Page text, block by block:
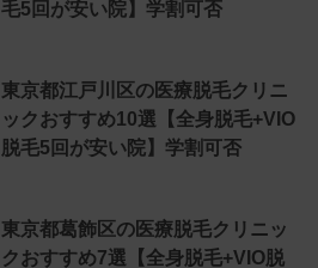
毛5回が安い院】学割可否
東京都江戸川区の医療脱毛クリニ
ックおすすめ10選【全身脱毛+VIO
脱毛5回が安い院】学割可否
東京都葛飾区の医療脱毛クリニッ
クおすすめ7選【全身脱毛+VIO脱